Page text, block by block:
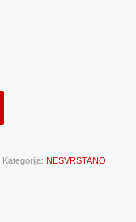
Kategorija: NESVRSTANO